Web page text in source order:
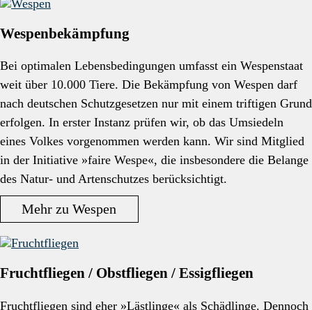
Wespenbekämpfung
Bei optimalen Lebensbedingungen umfasst ein Wespenstaat
weit über 10.000 Tiere. Die Bekämpfung von Wespen darf
nach deutschen Schutzgesetzen nur mit einem triftigen Grund
erfolgen. In erster Instanz prüfen wir, ob das Umsiedeln
eines Volkes vorgenommen werden kann. Wir sind Mitglied
in der Initiative »faire Wespe«, die insbesondere die Belange
des Natur- und Artenschutzes berücksichtigt.
Mehr zu Wespen
Fruchtfliegen / Obstfliegen / Essigfliegen
Fruchtfliegen sind eher »Lästlinge« als Schädlinge. Dennoch